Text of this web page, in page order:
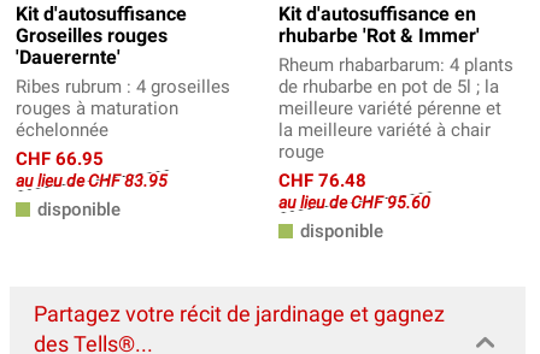
Kit d'autosuffisance
Groseilles rouges
'Dauerernte'
Ribes rubrum : 4 groseilles
rouges à maturation
échelonnée
CHF 66.95
au lieu de CHF 83.95
disponible
Kit d'autosuffisance en
rhubarbe 'Rot & Immer'
Rheum rhabarbarum: 4 plants
de rhubarbe en pot de 5l ; la
meilleure variété pérenne et
la meilleure variété à chair
rouge
CHF 76.48
au lieu de CHF 95.60
disponible
Partagez votre récit de jardinage et gagnez
des Tells®...